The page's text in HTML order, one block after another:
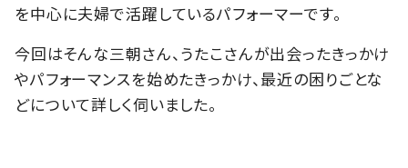
を中心に夫婦で活躍しているパフォーマーです。
今回はそんな三朝さん、うたこさんが出会ったきっかけ
やパフォーマンスを始めたきっかけ、最近の困りごとな
どについて詳しく伺いました。